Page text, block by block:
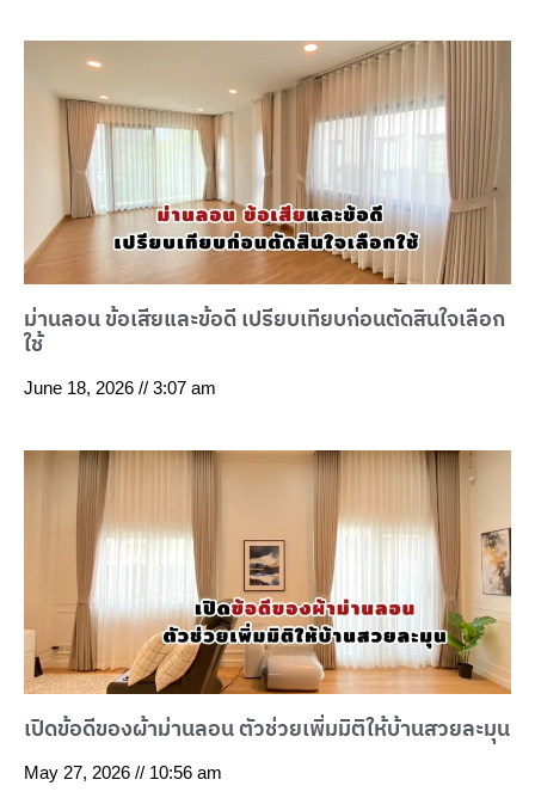
ม่านลอน ข้อเสียและข้อดี เปรียบเทียบก่อนตัดสินใจเลือก
ใช้
June 18, 2026 3:07 am
เปิดข้อดีของผ้าม่านลอน ตัวช่วยเพิ่มมิติให้บ้านสวยละมุน
May 27, 2026 10:56 am